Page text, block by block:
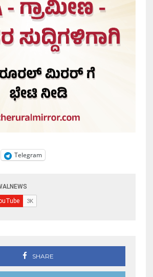
Telegram
SHARE